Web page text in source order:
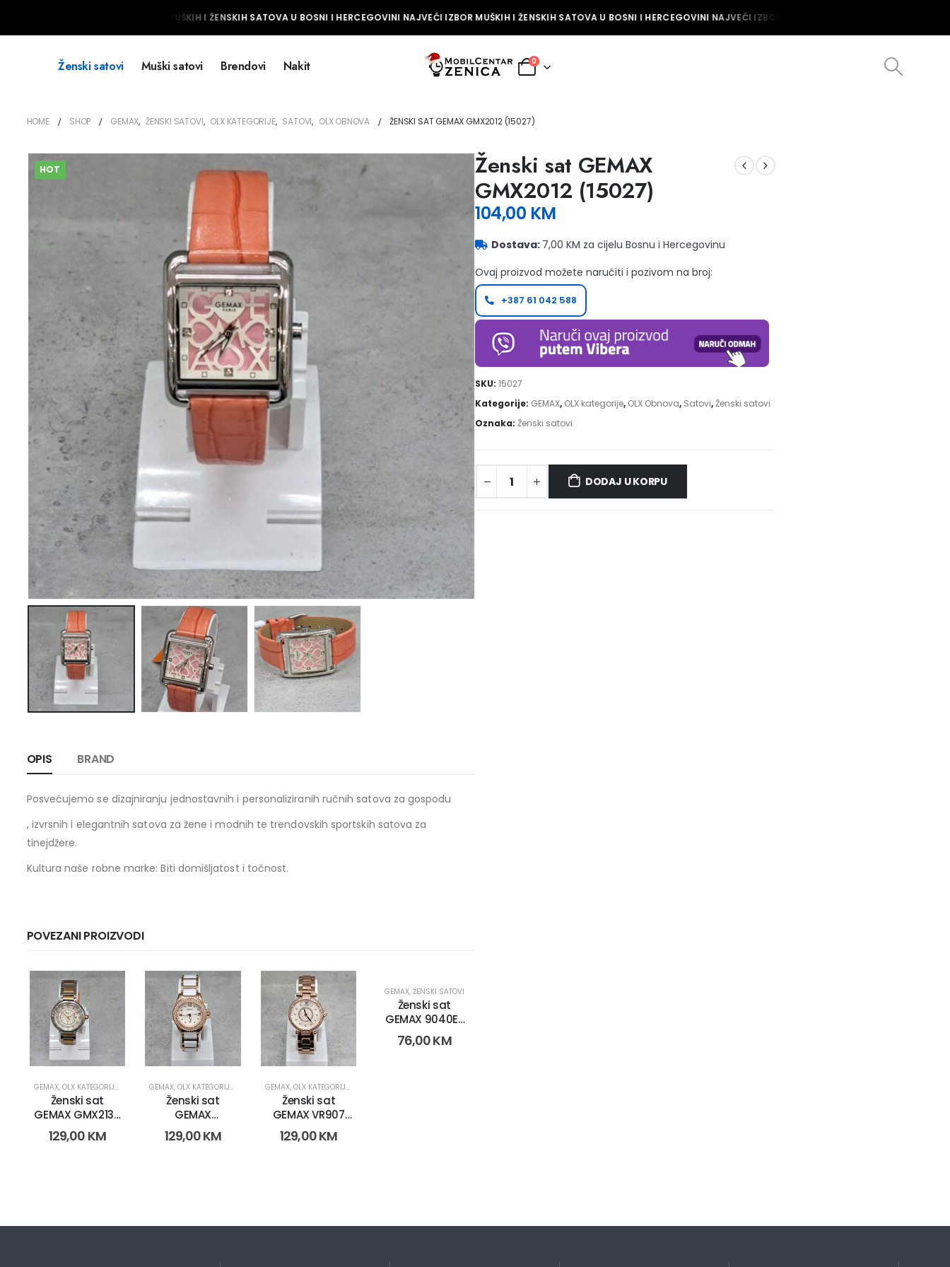
NAJVEĆI IZBOR MUŠKIH I ŽENSKIH SATOVA U BOSNI I HERCEGOVINI NAJVEĆI IZBOR MUŠKIH I ŽENSKIH SATOVA U BOSNI I HERCEGOVINI NAJVEĆI IZBOR MUŠKIH I ŽENSKIH SATOVA U
Ženski satovi Muški satovi Brendovi Nakit 0
HOME SHOP GEMAX, ŽENSKI SATOVI, OLX KATEGORIJE, SATOVI, OLX OBNOVA ŽENSKI SAT GEMAX GMX2012 (15027)
HOT
OPIS BRAND
Posvećujemo se dizajniranju jednostavnih i personaliziranih ručnih satova za gospodu
, izvrsnih i elegantnih satova za žene i modnih te trendovskih sportskih satova za
tinejdžere.
Kultura naše robne marke: Biti domišljatost i točnost.
POVEZANI PROIZVODI
GEMAX, OLX KATEGORIJE , OLX OBNOVA,SATOVI,ŽENSKI SATOVI
Ženski sat
GEMAX GMX2130
(15051)
129,00 KM
GEMAX,OLX KATEGORIJE OLX OBNOVA,SATOVI,ŽENSKI SATOVI
Ženski sat
GEMAX
GMX8015
(15738)
129,00KM
GEMAX, OLX KATEGORIJE ,
Ženski sat
GEMAX VR907
(15744)
129,00KM
GEMAX, ŽENSKI SATOVI
Ženski sat
GEMAX 9040E-
CR-DB (2264)
76,00KM
Ženski sat GEMAX
GMX2012 (15027)
104,00 KM
Dostava: 7,00 KM za cijelu Bosnu i Hercegovinu
Ovaj proizvod možete naručiti i pozivom na broj:
+387 61 042 588
SKU: 15027
Kategorije: GEMAX, OLX kategorije, OLX Obnova, Satovi,Ženski satovi
Oznaka: Ženski satovi
DODAJ U KORPU